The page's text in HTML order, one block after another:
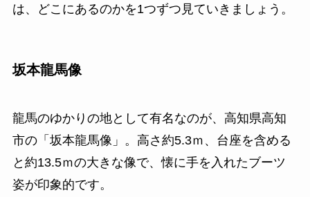
は、どこにあるのかを1つずつ見ていきましょう。
坂本龍馬像
龍馬のゆかりの地として有名なのが、高知県高知
市の「坂本龍馬像」。高さ約5.3ｍ、台座を含める
と約13.5ｍの大きな像で、懐に手を入れたブーツ
姿が印象的です。